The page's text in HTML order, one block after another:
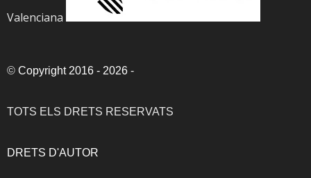
Valenciana
© Copyright 2016 - 2026 -
TOTS ELS DRETS RESERVATS
DRETS D'AUTOR